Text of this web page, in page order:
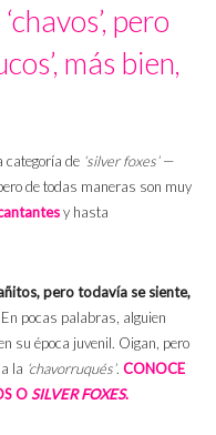
pero
más bien,
categoría de ‘silver foxes’—
de todas maneras son muy
y hasta
pero todavía se siente,
En pocas palabras, alguien
su época juvenil. Oigan, pero
la ‘chavorruqués’. CONOCE
OSILVER FOXES.